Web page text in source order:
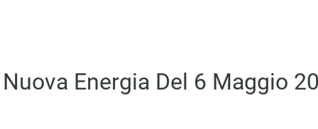
Energia Del 6 Maggio